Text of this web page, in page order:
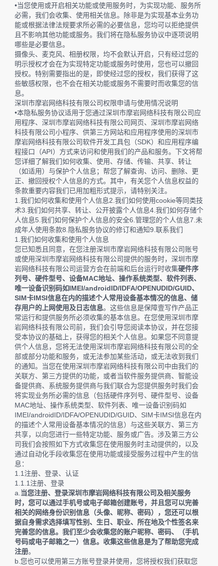
•当您使用或开启相关功能或使用服务时，为实现功能、服务所
必需，我们会收集、使用相关信息。除非是为实现基本业务功
能或根据法律法规要求所必需的必要信息，您均可以拒绝提供
且不影响其他功能或服务。我们将在隐私服务协议中逐项说明
哪些是必要信息。
摄像头、麦克风、相册权限，均不会默认开启，只有经过您的
明示授权才会在为实现特定功能或服务时使用，您也可以撤回
授权。特别需要指出的是，即使经过您的授权，我们获得了这
些敏感权限，也不会在相关功能或服务不需要时而收集您的信
息。
深圳市摩岩网络科技有限公司权限申请与使用情况说明
•本隐私服务协议适用于您通过深圳市摩岩网络科技有限公司应
用程序、深圳市摩岩网络科技有限公司网页、深圳市摩岩网络
科技有限公司小程序、供第三方网站和应用程序使用的深圳市
摩岩网络科技有限公司软件开发工具包（SDK）和应用程序编
程接口（API）方式来访问和使用我们的产品和服务。下文将帮
您详细了解我们如何收集、使用、存储、传输、共享、转让
（如适用）与保护个人信息；帮您了解查询、访问、删除、更
正、撤回授权个人信息的方式。其中，有关您个人信息权益的
条款重要内容我们已用加粗形式提示，请特别关注。
1.我们如何收集和使用个人信息2.我们如何使用cookie等同类技
术3.我们如何共享、转让、公开披露个人信息4.我们如何存储个
人信息5.我们如何保护个人信息的安全6.管理您的个人信息7.未
成年人使用条款8.隐私服务协议的修订和通知9.联系我们
1.我们如何收集和使用个人信息
您已知悉且同意，在您注册深圳市摩岩网络科技有限公司账号
或使用深圳市摩岩网络科技有限公司提供的服务时，深圳市摩
岩网络科技有限公司运营方会在前端和后台运行时收集硬件序
列号、硬件型号、设备MAC地址、操作系统类型、软件列表、
唯一设备识别码如IMEI/androidID/IDFA/OPENUDID/GUID、
SIM卡IMSI信息在内的描述个人常用设备基本情况的信息、储
存用户的上网使用及日志信息。这些信息是保障壹写作产品正
常运行和提供服务所必须收集的基本信息。在您使用深圳市摩
岩网络科技有限公司前，我们会引导您阅读本协议，并在您接
受本协议的基础上，获得您的相关个人信息。如果您不同意提
供个人信息，您将无法使用深圳市摩岩网络科技有限公司的全
部或部分功能和服务，或无法参加某些活动，或无法收到我们
的通知。当您在使用深圳市摩岩网络科技有限公司中由我们的
关联方、第三方提供的功能，或者当软件服务提供商、智能设
备提供商、系统服务提供商与我们联合为您提供服务时我们会
将实现业务所必需的信息（包括硬件序列号、硬件型号、设备
MAC地址、操作系统类型、软件列表、唯一设备识别码如
IMEI/androidID/IDFA/OPENUDID/GUID、SIM卡IMSI信息在内
的描述个人常用设备基本情况的信息）与这些关联方、第三方
共享，以向您进行一些特定功能、服务或广告。涉及第三方公
司我们会按照如下方式收集您在使用服务时主动提供的，以及
通过自动化手段收集您在使用功能或接受服务过程中产生的信
息：
1.1注册、登录、认证
1.1.1注册、登录
a. 当您注册、登录深圳市摩岩网络科技有限公司及相关服务
时，您可以通过手机号或电子邮箱创建账号，并且您可以完善
相关的网络身份识别信息（头像、昵称、密码），您还可以根
据自身需求选择填写性别、生日、职业、所在地及个性签名来
完善您的信息。我们至少会收集您的账户昵称、密码、（手机
号码或电子邮箱之一）信息。收集这些信息是为了帮助您完成
注册。
b.您也可以使用第三方账号登录并使用，您将授权我们获取您